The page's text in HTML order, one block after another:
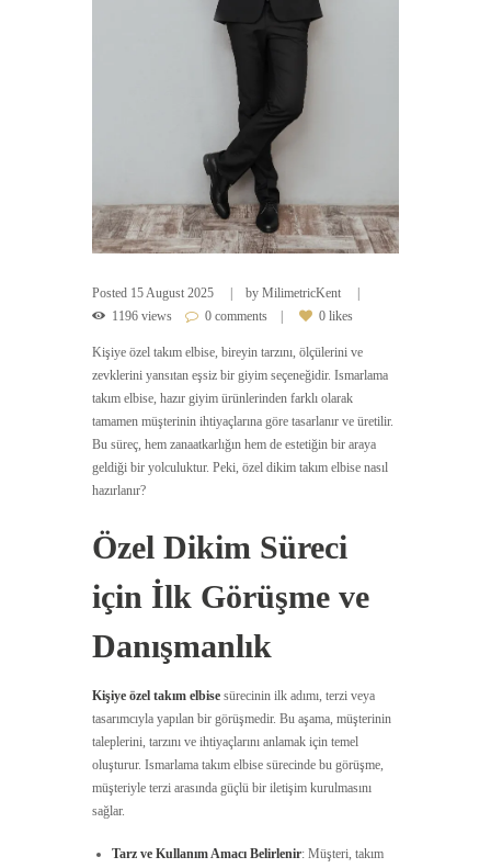
Posted 15 August 2025 by MilimetricKent
1196 views
0 comments 0 likes
Kişiye özel takım elbise, bireyin tarzını, ölçülerini ve
zevklerini yansıtan eşsiz bir giyim seçeneğidir. Ismarlama
takım elbise, hazır giyim ürünlerinden farklı olarak
tamamen müşterinin ihtiyaçlarına göre tasarlanır ve üretilir.
Bu süreç, hem zanaatkarlığın hem de estetiğin bir araya
geldiği bir yolculuktur. Peki, özel dikim takım elbise nasıl
hazırlanır?
Özel Dikim Süreci
için İlk Görüşme ve
Danışmanlık
Kişiye özel takım elbise sürecinin ilk adımı, terzi veya
tasarımcıyla yapılan bir görüşmedir. Bu aşama, müşterinin
taleplerini, tarzını ve ihtiyaçlarını anlamak için temel
oluşturur. Ismarlama takım elbise sürecinde bu görüşme,
müşteriyle terzi arasında güçlü bir iletişim kurulmasını
sağlar.
Tarz ve Kullanım Amacı Belirlenir: Müşteri, takım